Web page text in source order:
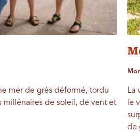
mer de grès déformé, tordu
millénaires de soleil, de vent et
La
le
de